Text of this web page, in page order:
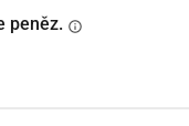
peněz. info